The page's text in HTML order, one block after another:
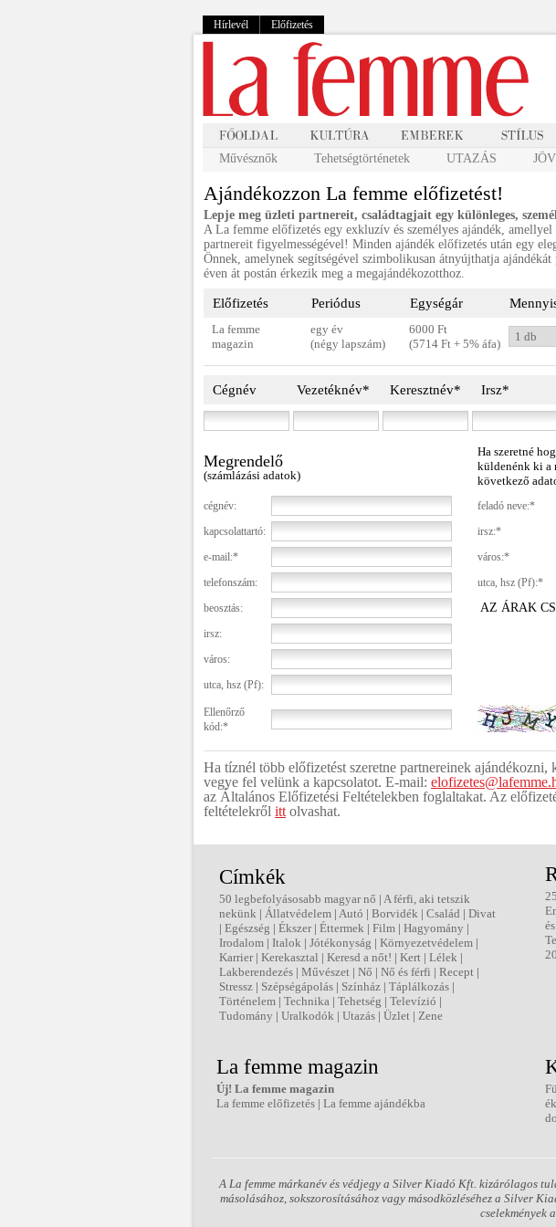
Hírlevél Előfizetés
Művésznők Tehetségtörténetek UTAZÁS
Ajándékozzon La femme előfizetést!
Lepje meg üzleti partnereit, családtagjait egy különleges,
A La femme előfizetés egy exkluzív és személyes ajándék,
partnereit figyelmességével! Minden ajándék előfizetés után egy
Önnek, amelynek segítségével szimbolikusan átnyújthatja
éven át postán érkezik meg a megajándékozotthoz.
Előfizetés Periódus Egységár
La femme
magazin
egy év
(négy lapszám)
6000 Ft
(5714 Ft + 5% áfa)
Cégnév Vezetéknév* Keresztnév* Irsz*
Megrendelő
(számlázási adatok)
Ha szeretné
küldenénk ki a
következő
cégnév:
feladó neve:*
kapcsolattartó:
irsz:*
e-mail:*
város:*
telefonszám:
utca, hsz (Pf):*
beosztás:
AZ ÁRAK
irsz:
város:
utca, hsz (Pf):
Ellenőrző
kód:*
Ha tíznél több előfizetést szeretne partnereinek ajándékozni,
vegye fel velünk a kapcsolatot. E-mail:
az Általános Előfizetési Feltételekben foglaltakat. Az
feltételekről itt olvashat.
Címkék
50 legbefolyásosabb magyar nő | A férfi, aki tetszik
nekünk | Állatvédelem | Autó | Borvidék | Család | Divat
| Egészség | Ékszer| Éttermek | Film | Hagyomány |
Irodalom | Italok | Jótékonyság | Környezetvédelem |
Karrier| Kerekasztal | Keresd a nőt! | Kert | Lélek |
Lakberendezés | Művészet | Nő | Nő és férfi | Recept |
Stressz | Szépségápolás | Színház | Táplálkozás |
Történelem | Technika | Tehetség | Televízió |
Tudomány | Uralkodók | Utazás | Üzlet | Zene
La femme magazin
Új! La femme magazin
La femme előfizetés | La femme ajándékba
A La femme márkanév és védjegy a Silver Kiadó Kft. kizárólagos
másolásához, sokszorosításához vagy másodközléséhez a Silver
cselekmények